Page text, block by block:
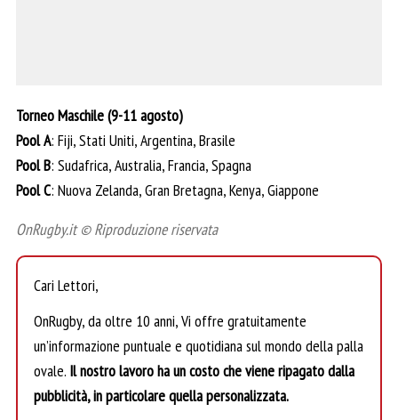
Torneo Maschile (9-11 agosto)
Pool A: Fiji, Stati Uniti, Argentina, Brasile
Pool B: Sudafrica, Australia, Francia, Spagna
Pool C: Nuova Zelanda, Gran Bretagna, Kenya, Giappone
OnRugby.it © Riproduzione riservata
Cari Lettori,
OnRugby, da oltre 10 anni, Vi offre gratuitamente
un’informazione puntuale e quotidiana sul mondo della palla
ovale. Il nostro lavoro ha un costo che viene ripagato dalla
pubblicità, in particolare quella personalizzata.